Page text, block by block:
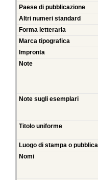
Paese di pubblicazione
Altri numeri standard
Forma letteraria
Marca tipografica
Impronta
Note
Note sugli esemplari
Titolo uniforme
Luogo di stampa o
Nomi